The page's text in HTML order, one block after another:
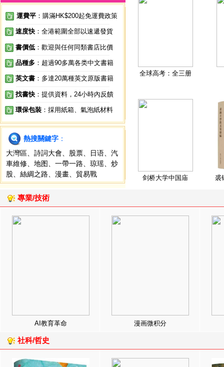
運費平 ：購滿HK$200起免運費政策
速度快 ：全港範圍全部以速遞發貨
書價低 ：歡迎與任何同類書店比價
品種多 ：超過90多萬各类中文書籍
英文書 ：多達20萬種英文原版書籍
找書快 ：提供資料，24小時內反饋
環保包裝 ：採用紙箱、氣泡紙材料
熱搜關鍵字 ：
大灣區
詩詞大會 股票 日语
汽
車維修
地图 一帶一路 琼瑶
炒
股
絲綢之路 漫畫 貿易戰
全球高考：全三册
剑桥大学中国庙 裘
專業/技術
AI教育革命 漫画微积分
社科/哲史